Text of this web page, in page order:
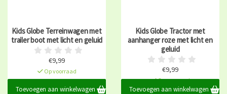
Kids Globe Terreinwagen met
trailer boot met licht en geluid
€9,99
Op voorraad
Toevoegen aan winkelwagen
Kids Globe Tractor met
aanhanger roze met licht en
geluid
€9,99
Op voorraad
Toevoegen aan winkelwagen